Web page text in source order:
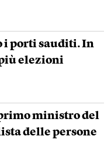
i porti sauditi. In
elezioni
ministro del
delle persone